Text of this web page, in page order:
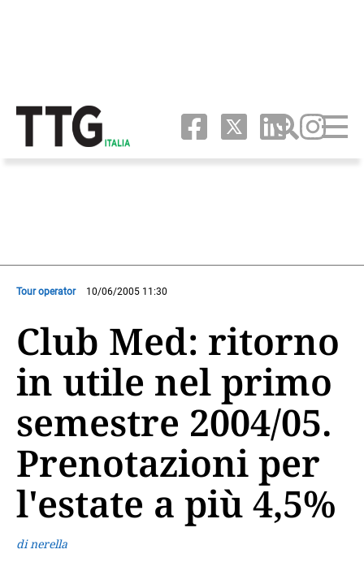
Tour operator 10/06/2005 11:30
Club Med: ritorno
in utile nel primo
semestre 2004/05.
Prenotazioni per
l'estate a più 4,5%
di nerella